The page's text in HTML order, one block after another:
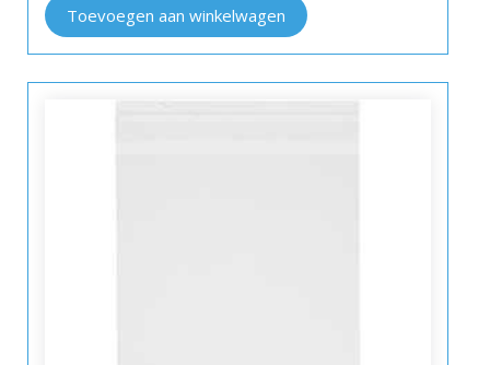
Toevoegen aan winkelwagen